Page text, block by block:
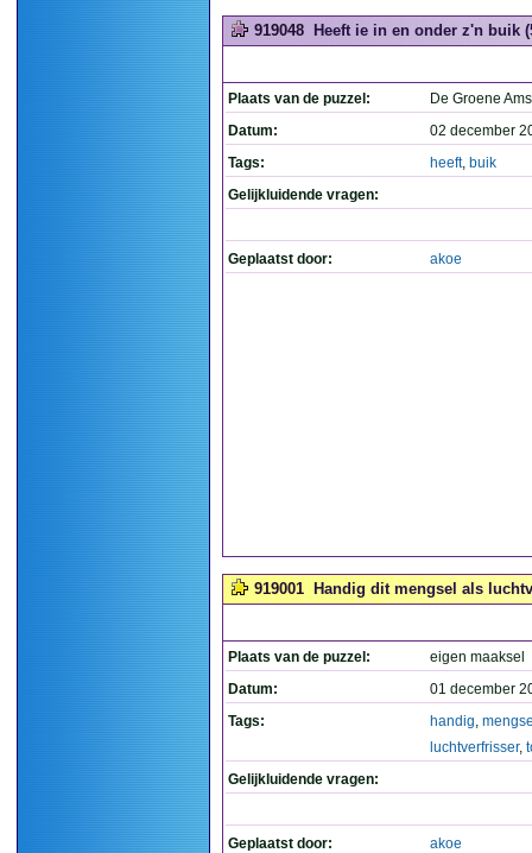
919048 Heeft ie in en onder z'n buik
Plaats van de puzzel:
De Groene
Datum:
02 december
Tags:
heeft, buik
Gelijkluidende vragen:
Geplaatst door: akoe
919001 Handig dit mengsel als
Plaats van de puzzel:
eigen maaksel
Datum:
01 december
Tags:
handig,
luchtverfrisser,
Gelijkluidende vragen:
Geplaatst door: akoe